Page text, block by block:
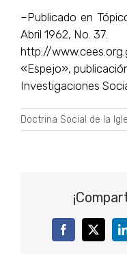
–Publicado en
Abril 1962, No. 37.
http://
«Espejo»,
Investigaciones
Doctrina Social de la
FacebookTwitter